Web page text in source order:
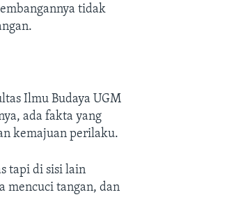
tidak
Ilmu Budaya UGM
ada fakta yang
kemajuan perilaku.
tapi di sisi lain
mencuci tangan, dan